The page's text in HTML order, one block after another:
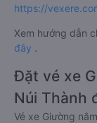
https://
Xem hướng dẫn
đây .
Đặt vé xe
Núi Thành
Vé xe Giường